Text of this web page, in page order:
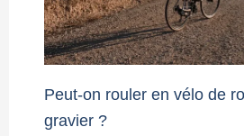
Peut-on rouler en vélo de
gravier ?